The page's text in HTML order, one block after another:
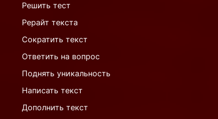
Решить тест
Рерайт текста
Сократить текст
Ответить на вопрос
Поднять уникальность
Написать текст
Дополнить текст